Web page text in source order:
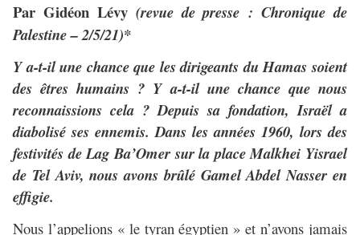
Par Gidéon Lévy (revue de presse : Chronique de
Palestine – 2/5/21)*
Y a-t-il une chance que les dirigeants du Hamas soient
des êtres humains ? Y a-t-il une chance que nous
reconnaissions cela ? Depuis sa fondation, Israël a
diabolisé ses ennemis. Dans les années 1960, lors des
festivités de Lag Ba’Omer sur la place Malkhei Yisrael
de Tel Aviv, nous avons brûlé Gamel Abdel Nasser en
effigie.
Nous l’appelions « le tyran égyptien » et n’avons jamais